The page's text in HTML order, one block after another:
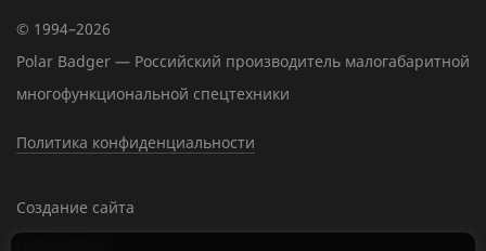
© 1994–2026
Polar Badger — Российский производитель малогабаритной
многофункциональной спецтехники
Политика конфиденциальности
Создание сайта